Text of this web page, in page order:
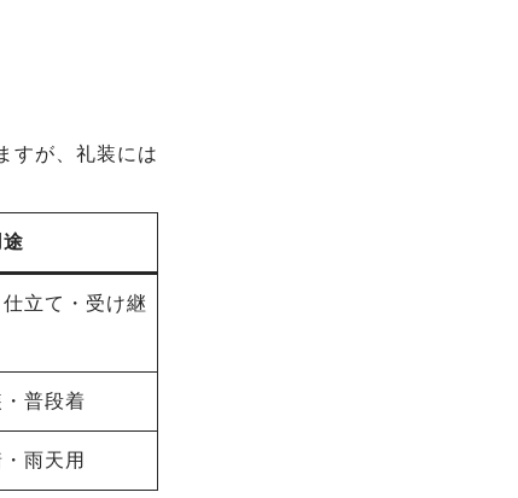
すが、礼装には
立て・受け継
普段着
雨天用